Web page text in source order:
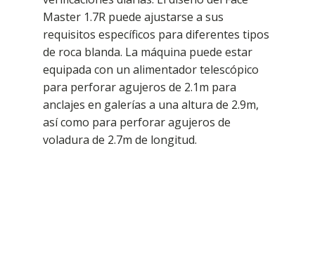
Master 1.7R puede ajustarse a sus
requisitos específicos para diferentes tipos
de roca blanda. La máquina puede estar
equipada con un alimentador telescópico
para perforar agujeros de 2.1m para
anclajes en galerías a una altura de 2.9m,
así como para perforar agujeros de
voladura de 2.7m de longitud.